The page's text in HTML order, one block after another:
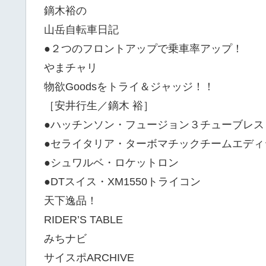
鏑木裕の
山岳自転車日記
●２つのフロントアップで乗車率アップ！
やまチャリ
物欲Goodsをトライ＆ジャッジ！！
［安井行生／鏑木 裕］
●ハッチンソン・フュージョン３チューブレス
●セライタリア・ターボマチックチームエデ
●シュワルベ・ロケットロン
●DTスイス・XM1550トライコン
天下逸品！
RIDER’S TABLE
みちナビ
サイスポARCHIVE